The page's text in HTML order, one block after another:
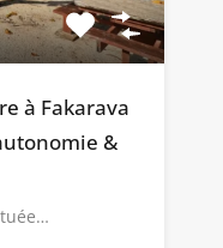
à Fakarava
&